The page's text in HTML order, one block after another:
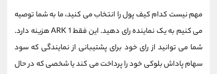
مهم نیست کدام کیف پول را انتخاب می کنید، ما به شما توصیه
می کنیم به یک نماینده رای دهید. این فقط 1 ARK هزینه دارد.
شما می توانید از رای خود برای پشتیبانی از نمایندگی که سود
سهام پاداش بلوکی خود را پرداخت می کند یا شخصی که در حال